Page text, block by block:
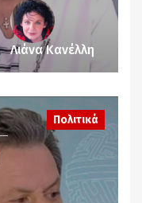
Λιάνα Κανέλλη
Πολιτικά